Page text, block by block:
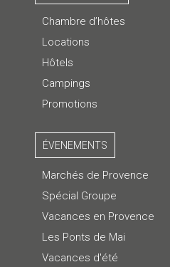
Chambre d’hôtes
Locations
Hôtels
Campings
Promotions
ÉVENEMENTS
Marchés de Provence
Spécial Groupe
Vacances en Provence
Les Ponts de Mai
Vacances d'été